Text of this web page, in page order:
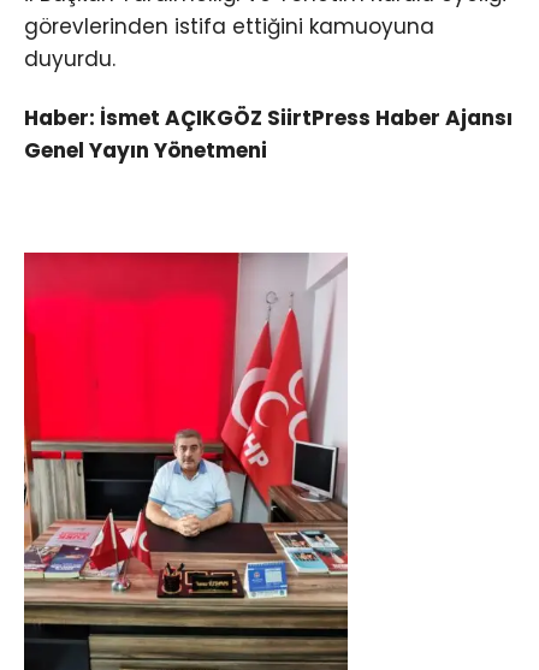
görevlerinden istifa ettiğini kamuoyuna
duyurdu.
Haber: İsmet AÇIKGÖZ SiirtPress Haber Ajansı
Genel Yayın Yönetmeni